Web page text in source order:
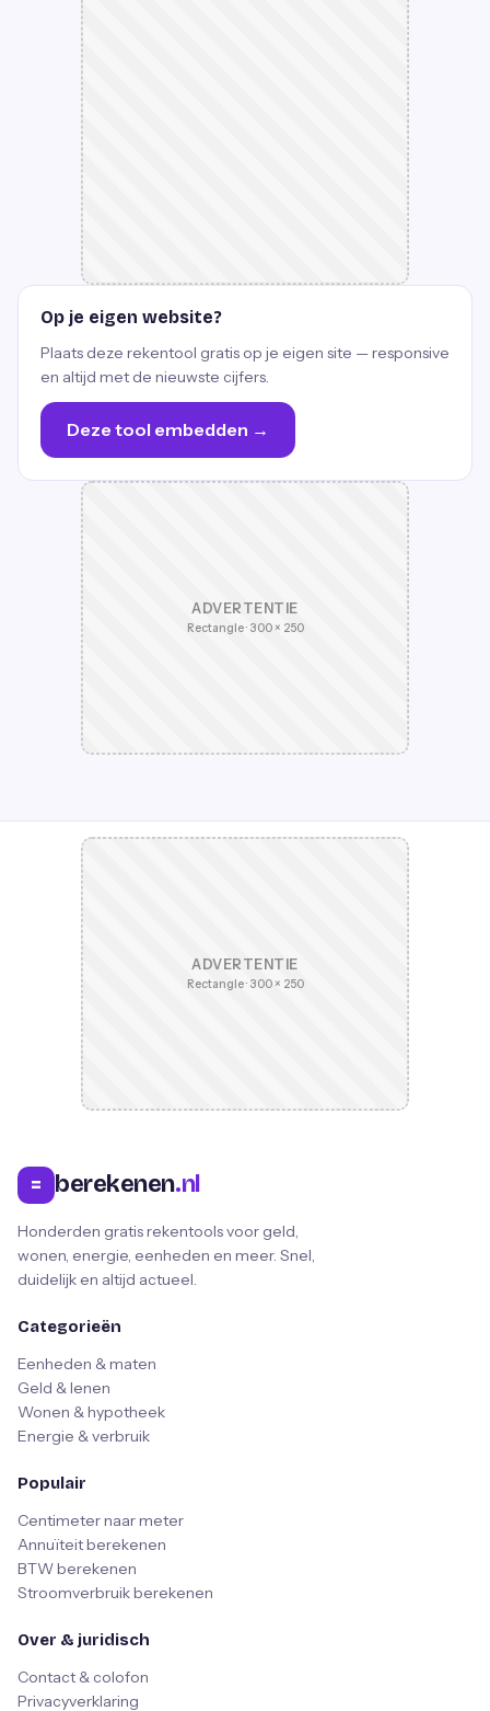
Op je eigen website?
Plaats deze rekentool gratis op je eigen site — responsive
en altijd met de nieuwste cijfers.
Deze tool embedden →
ADVERTENTIE
Rectangle · 300 × 250
ADVERTENTIE
Rectangle · 300 × 250
= berekenen.nl
Honderden gratis rekentools voor geld,
wonen, energie, eenheden en meer. Snel,
duidelijk en altijd actueel.
Categorieën
Eenheden & maten
Geld & lenen
Wonen & hypotheek
Energie & verbruik
Populair
Centimeter naar meter
Annuïteit berekenen
BTW berekenen
Stroomverbruik berekenen
Over & juridisch
Contact & colofon
Privacyverklaring